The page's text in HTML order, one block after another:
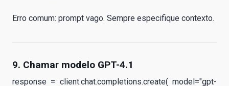
Erro comum: prompt vago. Sempre especifique contexto.
9. Chamar modelo GPT-4.1
response = client.chat.completions.create( model="gpt-